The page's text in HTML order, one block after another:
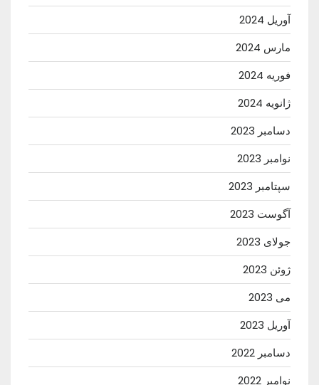
آوریل 2024
مارس 2024
فوریه 2024
ژانویه 2024
دسامبر 2023
نوامبر 2023
سپتامبر 2023
آگوست 2023
جولای 2023
ژوئن 2023
می 2023
آوریل 2023
دسامبر 2022
نوامبر 2022